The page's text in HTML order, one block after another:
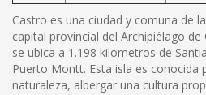
Castro es una ciudad y comuna de
capital provincial del Archipiélago
se ubica a 1.198 kilometros de
Puerto Montt. Esta isla es conocida
naturaleza, albergar una cultura